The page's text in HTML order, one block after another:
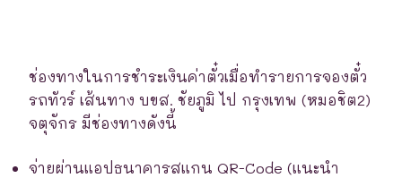
ช่องทางในการชำระเงินค่าตั๋วเมื่อทำรายการจองตั๋ว
รถทัวร์ เส้นทาง บขส. ชัยภูมิ ไป กรุงเทพ (หมอชิต2)
จตุจักร มีช่องทางดังนี้
จ่ายผ่านแอปธนาคารสแกน QR-Code (แนะนำ